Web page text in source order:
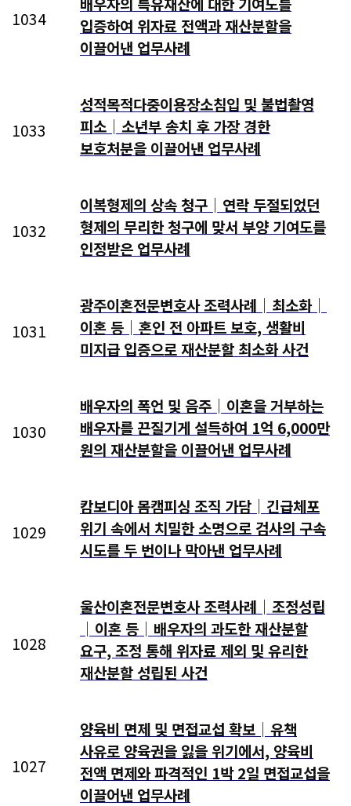
1034
입증하여 위자료 전액과 재산분할을
이끌어낸 업무사례
1033
성적목적다중이용장소침입 및 불법촬영
피소│소년부 송치 후 가장 경한
보호처분을 이끌어낸 업무사례
1032
이복형제의 상속 청구│연락 두절되었던
형제의 무리한 청구에 맞서 부양 기여도를
인정받은 업무사례
1031
광주이혼전문변호사 조력사례│최소화│
이혼 등│혼인 전 아파트 보호, 생활비
미지급 입증으로 재산분할 최소화 사건
1030
배우자의 폭언 및 음주│이혼을 거부하는
배우자를 끈질기게 설득하여 1억 6,000만
원의 재산분할을 이끌어낸 업무사례
1029
캄보디아 몸캠피싱 조직 가담│긴급체포
위기 속에서 치밀한 소명으로 검사의 구속
시도를 두 번이나 막아낸 업무사례
1028
울산이혼전문변호사 조력사례│조정성립
│이혼 등│배우자의 과도한 재산분할
요구, 조정 통해 위자료 제외 및 유리한
재산분할 성립된 사건
1027
양육비 면제 및 면접교섭 확보│유책
사유로 양육권을 잃을 위기에서, 양육비
전액 면제와 파격적인 1박 2일 면접교섭을
이끌어낸 업무사례